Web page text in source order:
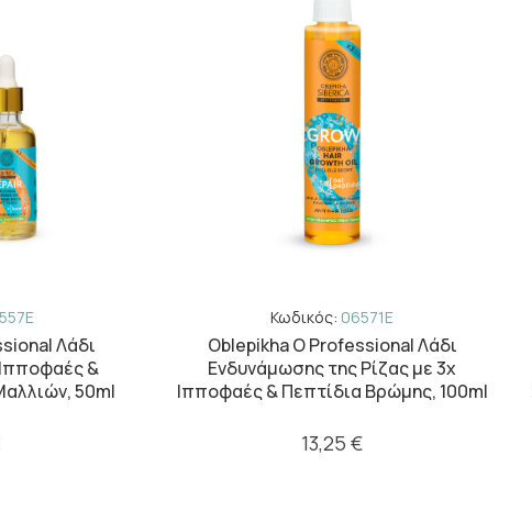
Λάδι
&
50ml
Κωδικός: 06571E
Oblepikha O Professional Λάδι
Ενδυνάμωσης της Ρίζας με 3x
Ιπποφαές & Πεπτίδια Βρώμης, 100ml
13,25 €